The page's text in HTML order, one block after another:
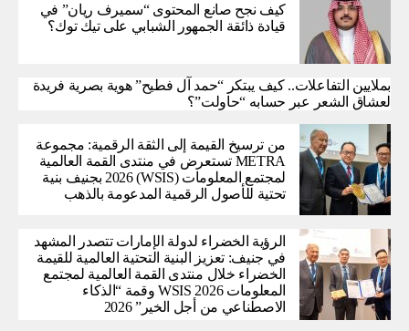
كيف نجح صانع المحتوى “سميرف ريان” في
قيادة ذائقة الجمهور الشبابي على تيك توك؟
بملايين التفاعلات.. كيف يبتكر “حمد آل فطيح” هوية بصرية فريدة
لعشاق الشعر عبر حسابه “حاولت”؟
من ترسيخ القيمة إلى الثقة الرقمية: مجموعة
METRA تستعرض في منتدى القمة العالمية
لمجتمع المعلومات (WSIS) 2026 بجنيف بنية
تحتية للأصول الرقمية المدعومة بالذهب
الرؤية الخضراء لدولة الإمارات تتصدر المشهد
في جنيف: تعزيز البنية التحتية العالمية للقيمة
الخضراء خلال منتدى القمة العالمية لمجتمع
المعلومات WSIS 2026 وقمة “الذكاء
الاصطناعي من أجل الخير” 2026